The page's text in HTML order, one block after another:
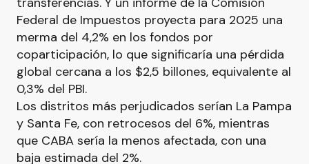
Federal de Impuestos proyecta para 2025 una
merma del 4,2% en los fondos por
coparticipación, lo que significaría una pérdida
global cercana a los $2,5 billones, equivalente al
0,3% del PBI.
Los distritos más perjudicados serían La Pampa
y Santa Fe, con retrocesos del 6%, mientras
que CABA sería la menos afectada, con una
baja estimada del 2%.